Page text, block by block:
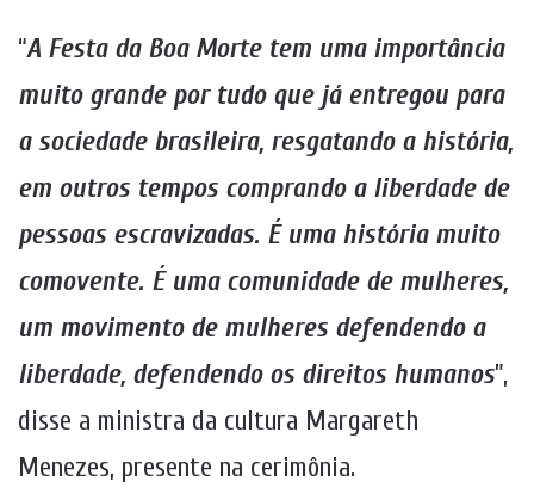
“A Festa da Boa Morte tem uma importância
muito grande por tudo que já entregou para
a sociedade brasileira, resgatando a história,
em outros tempos comprando a liberdade de
pessoas escravizadas. É uma história muito
comovente. É uma comunidade de mulheres,
um movimento de mulheres defendendo a
liberdade, defendendo os direitos humanos”,
disse a ministra da cultura Margareth
Menezes, presente na cerimônia.